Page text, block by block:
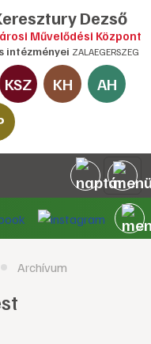
Dezső
Művelődési Központ
intézményei ZALAEGERSZEG
KSZ KH
AH
Archívum